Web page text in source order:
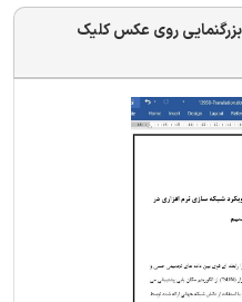
روی عکس کلیک